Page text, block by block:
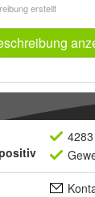
erstellt